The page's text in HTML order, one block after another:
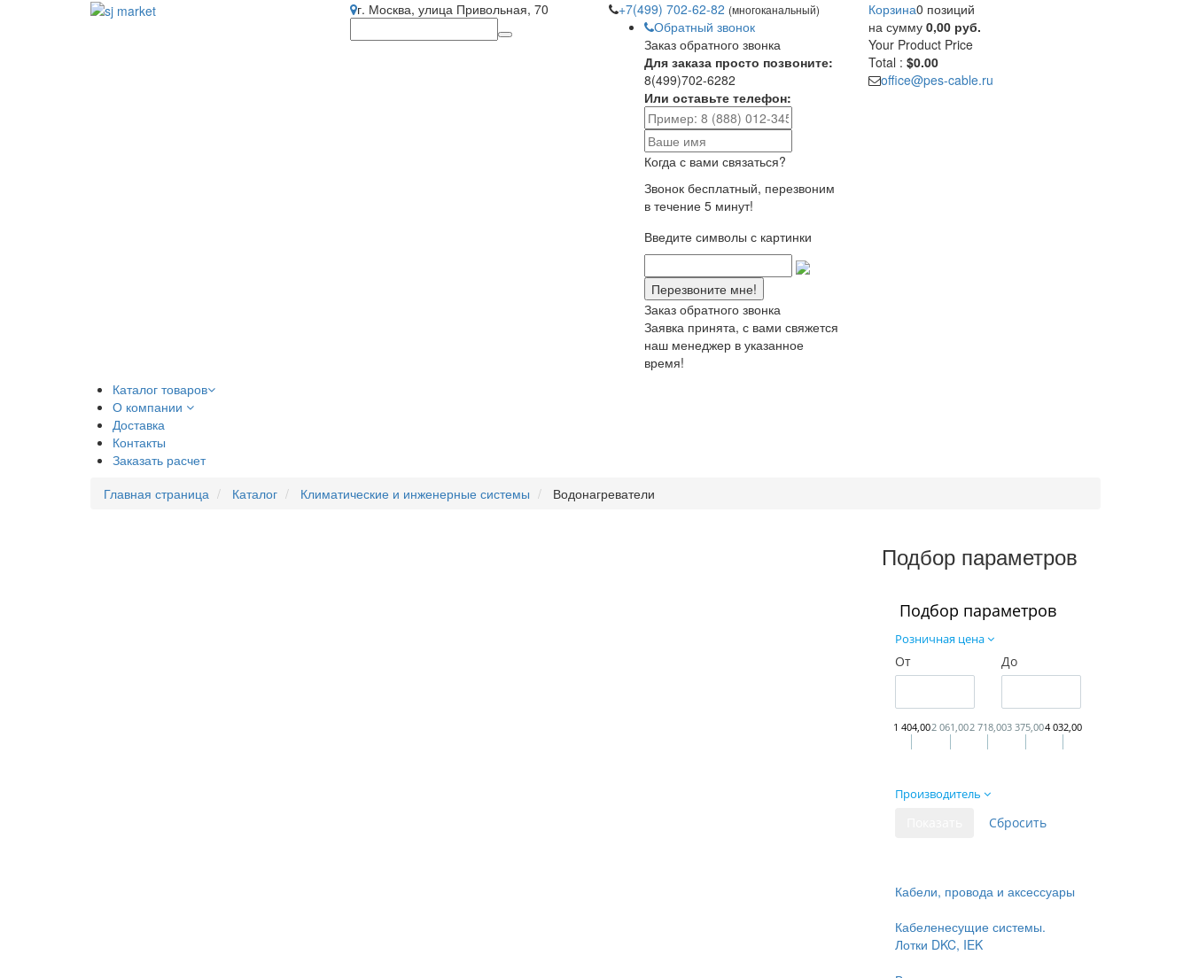
г. Москва, улица Привольная, 70 +7(499) 702-62-82 (многоканальный)
Обратный звонок
Заказ обратного звонка
Для заказа просто позвоните:
8(499)702-6282
Или оставьте телефон:
Когда с вами связаться?
Звонок бесплатный, перезвоним
в течение 5 минут!
Введите символы с картинки
Заказ обратного звонка
Заявка принята, с вами свяжется
наш менеджер в указанное
время!
Корзина0 позиций
на сумму 0,00 руб.
Your Product Price
Total : $0.00
office@pes-cable.ru
Каталог товаров
О компании
Доставка
Контакты
Заказать расчет
Главная страница
Каталог Климатические и инженерные системы Водонагреватели
Подбор параметров
Подбор параметров
Розничная цена
От До
1 404,002 061,002 718,003 375,004 032,00
Производитель
Кабели, провода и аксессуары
Кабеленесущие системы.
Лотки DKC, IEK